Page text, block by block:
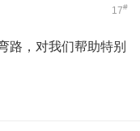
17#
路，对我们帮助特别